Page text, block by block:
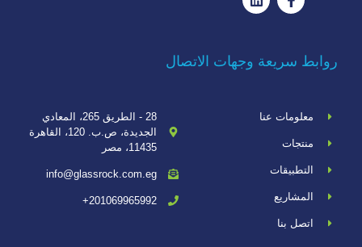
روابط سريعة وجهات الاتصال
معلومات عنا
منتجات
التطبيقات
المشاريع
اتصل بنا
28 - الطريق 265، المعادي
الجديدة، ص.ب. 120، القاهرة
11435، مصر
info@glassrock.com.eg
201069965992+